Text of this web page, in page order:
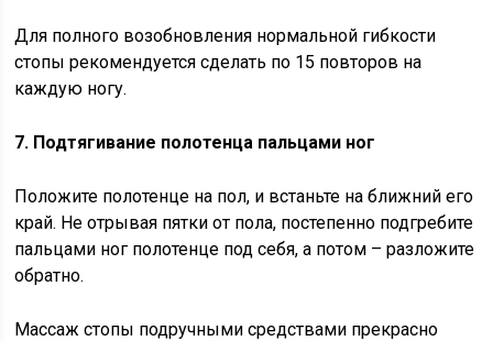
Для полного возобновления нормальной гибкости
стопы рекомендуется сделать по 15 повторов на
каждую ногу.
7. Подтягивание полотенца пальцами ног
Положите полотенце на пол, и встаньте на ближний его
край. Не отрывая пятки от пола, постепенно подгребите
пальцами ног полотенце под себя, а потом – разложите
обратно.
Массаж стопы подручными средствами прекрасно